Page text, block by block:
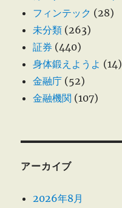
フィンテック (28)
未分類 (263)
証券 (440)
身体鍛えようよ (14)
金融庁 (52)
金融機関 (107)
アーカイブ
2026年8月